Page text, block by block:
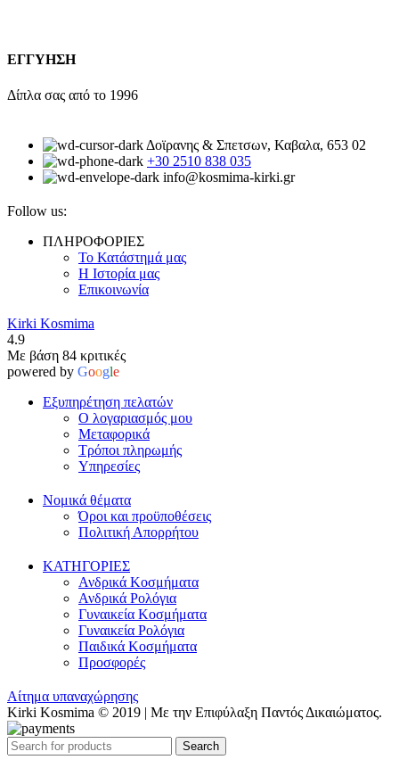
ΕΓΓΥΗΣΗ
Δίπλα σας από το 1996
Δοϊρανης & Σπετσων, Καβαλα, 653 02
+30 2510 838 035
info@kosmima-kirki.gr
Follow us:
ΠΛΗΡΟΦΟΡΙΕΣ
Το Κατάστημά μας
Η Ιστορία μας
Επικοινωνία
Kirki Kosmima
4.9
Με βάση 84 κριτικές
powered by Google
Εξυπηρέτηση πελατών
Ο λογαριασμός μου
Μεταφορικά
Τρόποι πληρωμής
Υπηρεσίες
Νομικά θέματα
Όροι και προϋποθέσεις
Πολιτική Απορρήτου
ΚΑΤΗΓΟΡΙΕΣ
Ανδρικά Κοσμήματα
Ανδρικά Ρολόγια
Γυναικεία Κοσμήματα
Γυναικεία Ρολόγια
Παιδικά Κοσμήματα
Προσφορές
Αίτημα υπαναχώρησης
Kirki Kosmima © 2019 | Με την Επιφύλαξη Παντός Δικαιώματος.
Search